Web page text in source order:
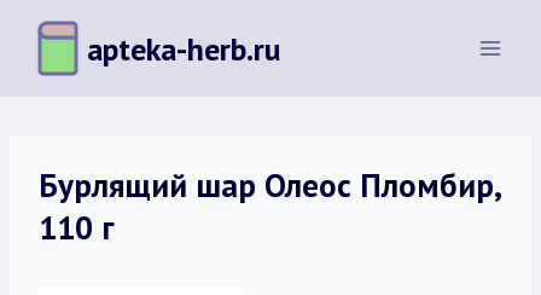
Перейти
содержимому
apteka-herb.ru
Бурлящий шар Олеос Пломбир,
110 г